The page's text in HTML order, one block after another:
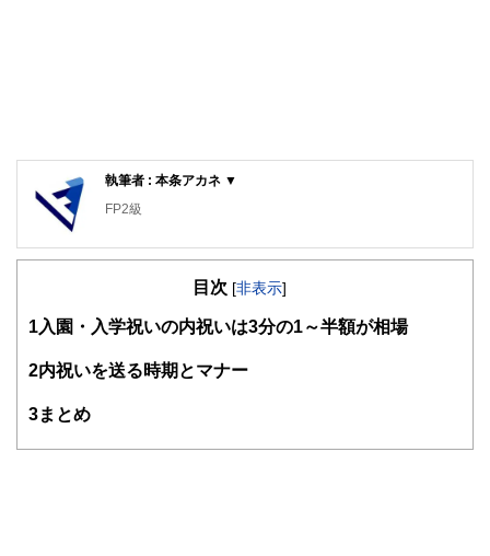
執筆者 : 本条アカネ ▼
FP2級
目次 [非表示]
1 入園・入学祝いの内祝いは3分の1～半額が相場
2内祝いを送る時期とマナー
3まとめ